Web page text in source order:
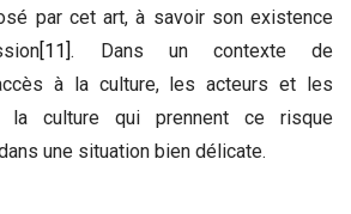
par cet art, à savoir son existence
[11]. Dans un contexte de
à la culture, les acteurs et les
la culture qui prennent ce risque
une situation bien délicate.